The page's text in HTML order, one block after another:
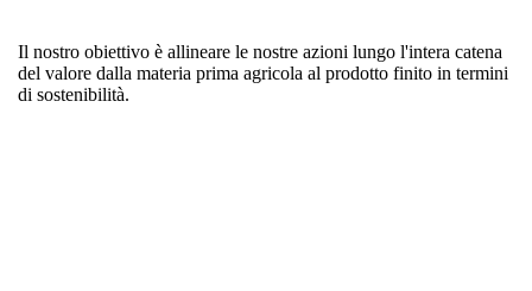
Il nostro obiettivo è allineare le nostre azioni lungo l'intera catena
del valore dalla materia prima agricola al prodotto finito in termini
di sostenibilità.